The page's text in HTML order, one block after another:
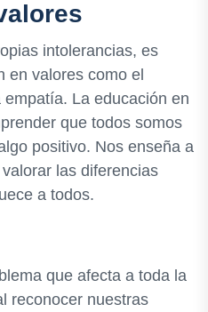
intolerancias, es
en valores como el
La educación en
que todos somos
positivo. Nos enseña a
las diferencias
a todos.
que afecta a toda la
reconocer nuestras